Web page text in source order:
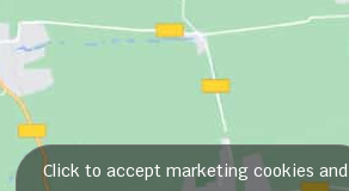
Click to accept marketing cookies and